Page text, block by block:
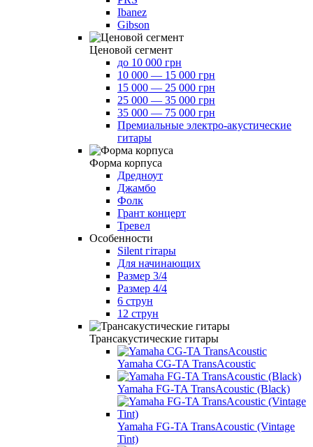
Ibanez
Gibson
Ценовой сегмент
до 10 000 грн
10 000 — 15 000 грн
15 000 — 25 000 грн
25 000 — 35 000 грн
35 000 — 75 000 грн
Премиальные электро-акустические
гитары
Форма корпуса
Дредноут
Джамбо
Фолк
Грант концерт
Тревел
Особенности
Silent гітары
Для начинающих
Размер 3/4
Размер 4/4
6 струн
12 струн
Трансакустические гитары
Yamaha CG-TA TransAcoustic
Yamaha FG-TA TransAcoustic (Black)
Yamaha FG-TA TransAcoustic (Vintage
Tint)